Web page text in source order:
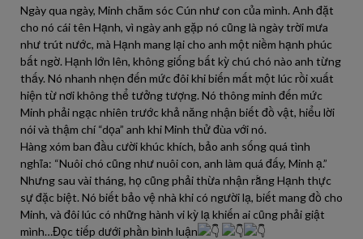
Ngày qua ngày, Minh chăm sóc Cún như con của mình. Anh đặt
cho nó cái tên Hạnh, vì ngày anh gặp nó cũng là ngày trời mưa
như trút nước, mà Hạnh mang lại cho anh một niềm hạnh phúc
bất ngờ. Hạnh lớn lên, không giống bất kỳ chú chó nào anh từng
thấy. Nó nhanh nhẹn đến mức đôi khi biến mất một lúc rồi xuất
hiện từ nơi không thể tưởng tượng. Nó thông minh đến mức
Minh phải ngạc nhiên trước khả năng nhận biết đồ vật, hiểu lời
nói và thậm chí “dọa” anh khi Minh thử đùa với nó.
Hàng xóm ban đầu cười khúc khích, bảo anh sống quá tình
nghĩa: “Nuôi chó cũng như nuôi con, anh làm quá đấy, Minh ạ.”
Nhưng sau vài tháng, họ cũng phải thừa nhận rằng Hạnh thực
sự đặc biệt. Nó biết bảo vệ nhà khi có người lạ, biết mang đồ cho
Minh, và đôi lúc có những hành vi kỳ lạ khiến ai cũng phải giật
mình…Đọc tiếp dưới phần bình luận